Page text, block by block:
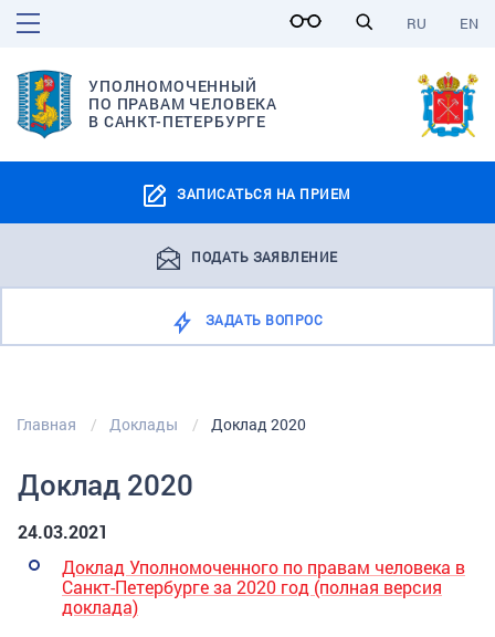
EN
RU
УПОЛНОМОЧЕННЫЙ
ПО ПРАВАМ ЧЕЛОВЕКА
В САНКТ-ПЕТЕРБУРГЕ
ЗАПИСАТЬСЯ НА ПРИЕМ
ПОДАТЬ ЗАЯВЛЕНИЕ
ЗАДАТЬ ВОПРОС
Главная Доклады Доклад 2020
Доклад 2020
24.03.2021
Доклад Уполномоченного по правам человека в
Санкт-Петербурге за 2020 год (полная версия
доклада)